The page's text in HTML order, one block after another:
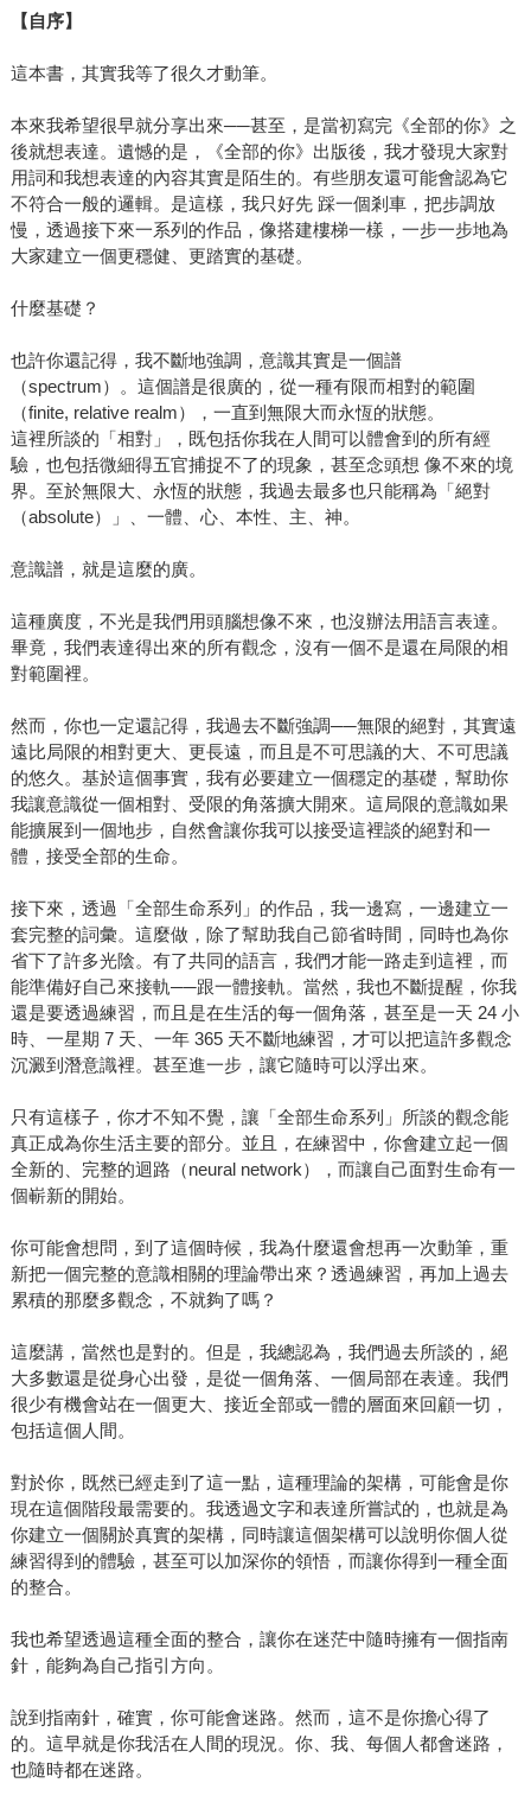
【自序】
這本書，其實我等了很久才動筆。
本來我希望很早就分享出來──甚至，是當初寫完《全部的你》之
後就想表達。遺憾的是，《全部的你》出版後，我才發現大家對
用詞和我想表達的內容其實是陌生的。有些朋友還可能會認為它
不符合一般的邏輯。是這樣，我只好先 踩一個剎車，把步調放
慢，透過接下來一系列的作品，像搭建樓梯一樣，一步一步地為
大家建立一個更穩健、更踏實的基礎。
什麼基礎？
也許你還記得，我不斷地強調，意識其實是一個譜
（spectrum）。這個譜是很廣的，從一種有限而相對的範圍
（finite, relative realm），一直到無限大而永恆的狀態。
這裡所談的「相對」，既包括你我在人間可以體會到的所有經
驗，也包括微細得五官捕捉不了的現象，甚至念頭想 像不來的境
界。至於無限大、永恆的狀態，我過去最多也只能稱為「絕對
（absolute）」、一體、心、本性、主、神。
意識譜，就是這麼的廣。
這種廣度，不光是我們用頭腦想像不來，也沒辦法用語言表達。
畢竟，我們表達得出來的所有觀念，沒有一個不是還在局限的相
對範圍裡。
然而，你也一定還記得，我過去不斷強調──無限的絕對，其實遠
遠比局限的相對更大、更長遠，而且是不可思議的大、不可思議
的悠久。基於這個事實，我有必要建立一個穩定的基礎，幫助你
我讓意識從一個相對、受限的角落擴大開來。這局限的意識如果
能擴展到一個地步，自然會讓你我可以接受這裡談的絕對和一
體，接受全部的生命。
接下來，透過「全部生命系列」的作品，我一邊寫，一邊建立一
套完整的詞彙。這麼做，除了幫助我自己節省時間，同時也為你
省下了許多光陰。有了共同的語言，我們才能一路走到這裡，而
能準備好自己來接軌──跟一體接軌。當然，我也不斷提醒，你我
還是要透過練習，而且是在生活的每一個角落，甚至是一天 24 小
時、一星期 7 天、一年 365 天不斷地練習，才可以把這許多觀念
沉澱到潛意識裡。甚至進一步，讓它隨時可以浮出來。
只有這樣子，你才不知不覺，讓「全部生命系列」所談的觀念能
真正成為你生活主要的部分。並且，在練習中，你會建立起一個
全新的、完整的迴路（neural network），而讓自己面對生命有一
個嶄新的開始。
你可能會想問，到了這個時候，我為什麼還會想再一次動筆，重
新把一個完整的意識相關的理論帶出來？透過練習，再加上過去
累積的那麼多觀念，不就夠了嗎？
這麼講，當然也是對的。但是，我總認為，我們過去所談的，絕
大多數還是從身心出發，是從一個角落、一個局部在表達。我們
很少有機會站在一個更大、接近全部或一體的層面來回顧一切，
包括這個人間。
對於你，既然已經走到了這一點，這種理論的架構，可能會是你
現在這個階段最需要的。我透過文字和表達所嘗試的，也就是為
你建立一個關於真實的架構，同時讓這個架構可以說明你個人從
練習得到的體驗，甚至可以加深你的領悟，而讓你得到一種全面
的整合。
我也希望透過這種全面的整合，讓你在迷茫中隨時擁有一個指南
針，能夠為自己指引方向。
說到指南針，確實，你可能會迷路。然而，這不是你擔心得了
的。這早就是你我活在人間的現況。你、我、每個人都會迷路，
也隨時都在迷路。